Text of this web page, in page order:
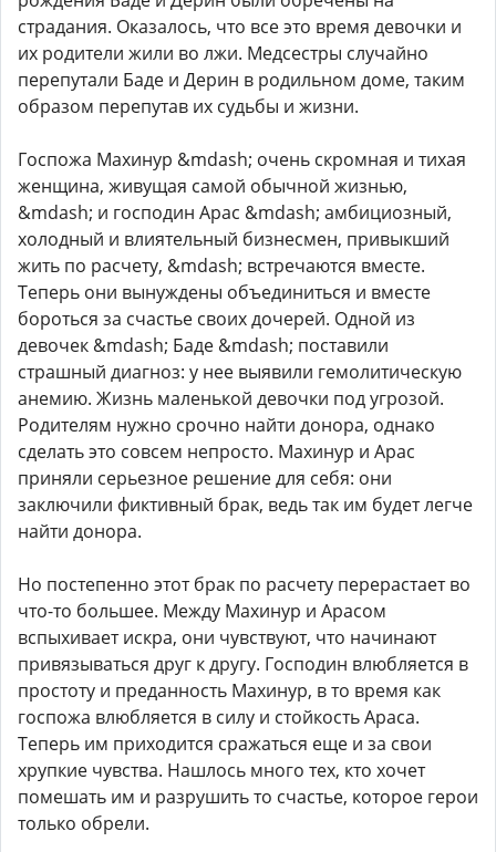
страдания. Оказалось, что все это время девочки и
их родители жили во лжи. Медсестры случайно
перепутали Баде и Дерин в родильном доме, таким
образом перепутав их судьбы и жизни.
Госпожа Махинур &mdash; очень скромная и тихая
женщина, живущая самой обычной жизнью,
&mdash; и господин Арас &mdash; амбициозный,
холодный и влиятельный бизнесмен, привыкший
жить по расчету, &mdash; встречаются вместе.
Теперь они вынуждены объединиться и вместе
бороться за счастье своих дочерей. Одной из
девочек &mdash; Баде &mdash; поставили
страшный диагноз: у нее выявили гемолитическую
анемию. Жизнь маленькой девочки под угрозой.
Родителям нужно срочно найти донора, однако
сделать это совсем непросто. Махинур и Арас
приняли серьезное решение для себя: они
заключили фиктивный брак, ведь так им будет легче
найти донора.
Но постепенно этот брак по расчету перерастает во
что-то большее. Между Махинур и Арасом
вспыхивает искра, они чувствуют, что начинают
привязываться друг к другу. Господин влюбляется в
простоту и преданность Махинур, в то время как
госпожа влюбляется в силу и стойкость Араса.
Теперь им приходится сражаться еще и за свои
хрупкие чувства. Нашлось много тех, кто хочет
помешать им и разрушить то счастье, которое герои
только обрели.